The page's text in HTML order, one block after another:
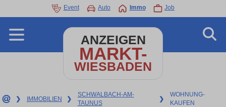
Event Auto Immo Job
ANZEIGEN
MARKT-
WIESBADEN
❯ IMMOBILIEN ❯
SCHWALBACH-AM-
TAUNUS
❯
WOHNUNG-
KAUFEN